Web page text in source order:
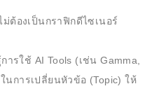
ต้องเป็นกราฟิกดีไซเนอร์
ารใช้ AI Tools (เช่น Gamma,
นการเปลี่ยนหัวข้อ (Topic) ให้